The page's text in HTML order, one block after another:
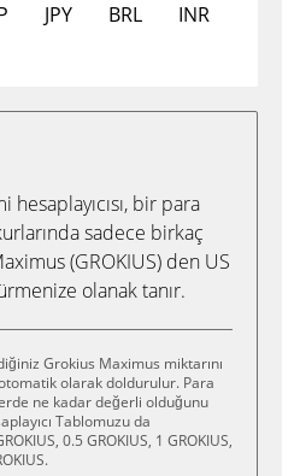
JPY BRL
INR
bir para
sadece birkaç
(GROKIUS) den US
olanak tanır.
Grokius Maximus miktarını
olarak doldurulur. Para
ne kadar değerli olduğunu
Tablomuzu da
0.5 GROKIUS, 1 GROKIUS,